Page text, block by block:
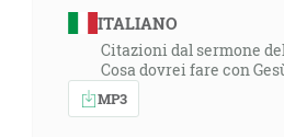
ITALIANO
Citazioni dal sermone
Cosa dovrei fare con
MP3